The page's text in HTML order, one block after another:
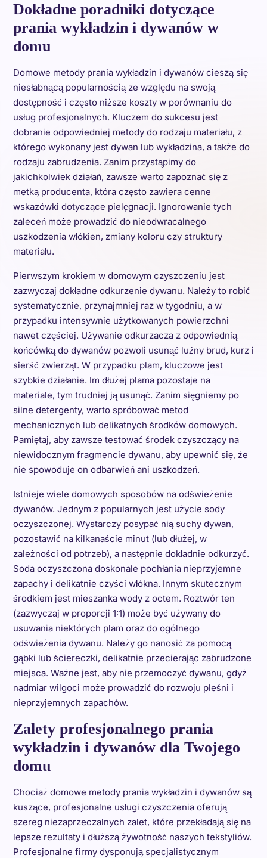
Dokładne poradniki dotyczące
prania wykładzin i dywanów w
domu
Domowe metody prania wykładzin i dywanów cieszą się
niesłabnącą popularnością ze względu na swoją
dostępność i często niższe koszty w porównaniu do
usług profesjonalnych. Kluczem do sukcesu jest
dobranie odpowiedniej metody do rodzaju materiału, z
którego wykonany jest dywan lub wykładzina, a także do
rodzaju zabrudzenia. Zanim przystąpimy do
jakichkolwiek działań, zawsze warto zapoznać się z
metką producenta, która często zawiera cenne
wskazówki dotyczące pielęgnacji. Ignorowanie tych
zaleceń może prowadzić do nieodwracalnego
uszkodzenia włókien, zmiany koloru czy struktury
materiału.
Pierwszym krokiem w domowym czyszczeniu jest
zazwyczaj dokładne odkurzenie dywanu. Należy to robić
systematycznie, przynajmniej raz w tygodniu, a w
przypadku intensywnie użytkowanych powierzchni
nawet częściej. Używanie odkurzacza z odpowiednią
końcówką do dywanów pozwoli usunąć luźny brud, kurz i
sierść zwierząt. W przypadku plam, kluczowe jest
szybkie działanie. Im dłużej plama pozostaje na
materiale, tym trudniej ją usunąć. Zanim sięgniemy po
silne detergenty, warto spróbować metod
mechanicznych lub delikatnych środków domowych.
Pamiętaj, aby zawsze testować środek czyszczący na
niewidocznym fragmencie dywanu, aby upewnić się, że
nie spowoduje on odbarwień ani uszkodzeń.
Istnieje wiele domowych sposobów na odświeżenie
dywanów. Jednym z popularnych jest użycie sody
oczyszczonej. Wystarczy posypać nią suchy dywan,
pozostawić na kilkanaście minut (lub dłużej, w
zależności od potrzeb), a następnie dokładnie odkurzyć.
Soda oczyszczona doskonale pochłania nieprzyjemne
zapachy i delikatnie czyści włókna. Innym skutecznym
środkiem jest mieszanka wody z octem. Roztwór ten
(zazwyczaj w proporcji 1:1) może być używany do
usuwania niektórych plam oraz do ogólnego
odświeżenia dywanu. Należy go nanosić za pomocą
gąbki lub ściereczki, delikatnie przecierając zabrudzone
miejsca. Ważne jest, aby nie przemoczyć dywanu, gdyż
nadmiar wilgoci może prowadzić do rozwoju pleśni i
nieprzyjemnych zapachów.
Zalety profesjonalnego prania
wykładzin i dywanów dla Twojego
domu
Chociaż domowe metody prania wykładzin i dywanów są
kuszące, profesjonalne usługi czyszczenia oferują
szereg niezaprzeczalnych zalet, które przekładają się na
lepsze rezultaty i dłuższą żywotność naszych tekstyliów.
Profesjonalne firmy dysponują specjalistycznym